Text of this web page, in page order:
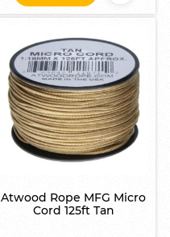
Atwood Rope MFG Micro
Cord 125ft Tan